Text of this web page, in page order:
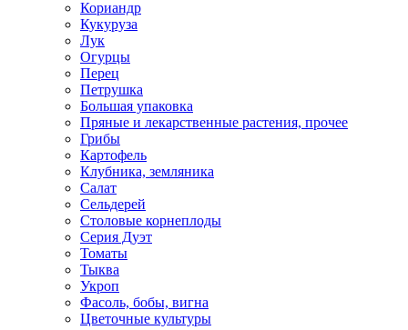
Кориандр
Кукуруза
Лук
Огурцы
Перец
Петрушка
Большая упаковка
Пряные и лекарственные растения, прочее
Грибы
Картофель
Клубника, земляника
Салат
Сельдерей
Столовые корнеплоды
Серия Дуэт
Томаты
Тыква
Укроп
Фасоль, бобы, вигна
Цветочные культуры